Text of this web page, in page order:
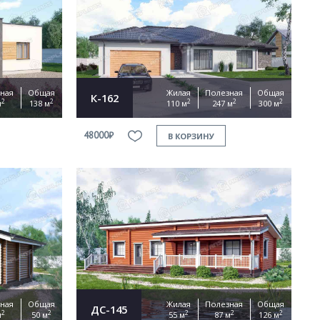
2
Общая
138 м2 К-162
Жилая
110 м2
Полезная
247 м2
Общая
300 м2
48000₽ В КОРЗИНУ
2
Общая
50 м2 ДС-145
Жилая
55 м2
Полезная
87 м2
Общая
126 м2